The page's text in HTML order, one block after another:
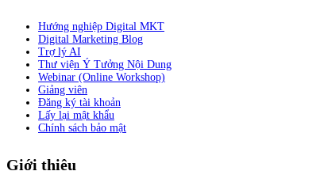
Hướng nghiệp Digital MKT
Digital Marketing Blog
Trợ lý AI
Thư viện Ý Tưởng Nội Dung
Webinar (Online Workshop)
Giảng viên
Đăng ký tài khoản
Lấy lại mật khẩu
Chính sách bảo mật
Giới thiệu